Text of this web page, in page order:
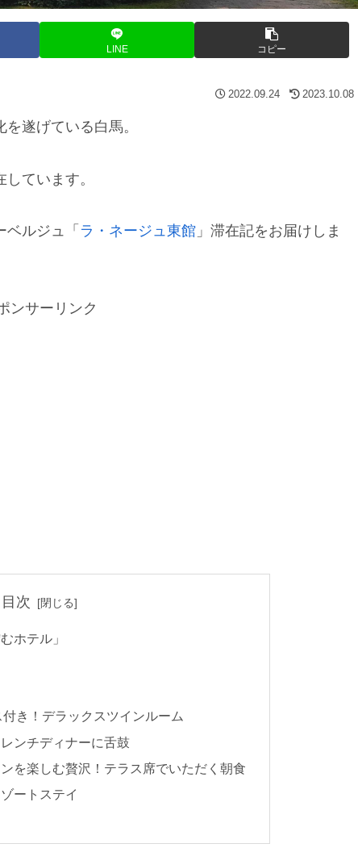
LINE コピー
2022.09.24 2023.10.08
遂げている白馬。
ています。
ルジュ「 ラ・ネージュ東館 」滞在記をお届けしま
ンサーリンク
目次
ホテル」
き！デラックスツインルーム
ンチディナーに舌鼓
を楽しむ贅沢！テラス席でいただく朝食
ートステイ